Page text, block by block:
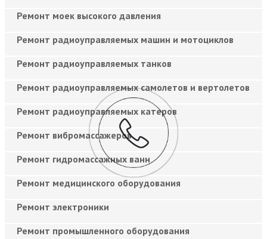
Ремонт моек высокого давления
Ремонт радиоуправляемых машин и мотоциклов
Ремонт радиоуправляемых танков
Ремонт радиоуправляемых самолетов и вертолетов
Ремонт радиоуправляемых катеров
Ремонт вибромассажеров
Ремонт гидромассажных ванн
Ремонт медицинского оборудования
Ремонт электроники
Ремонт промышленного оборудования